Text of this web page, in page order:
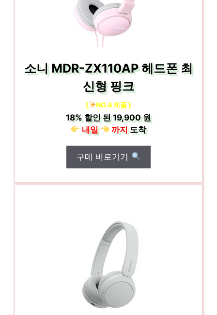
소니 MDR-ZX110AP 헤드폰 최
신형 핑크
[ NO.4 제품 ]
18% 할인 된19,900 원
내일
까지도착
구매 바로가기